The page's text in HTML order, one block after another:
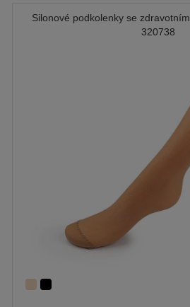
Silonové podkolenky se
320738